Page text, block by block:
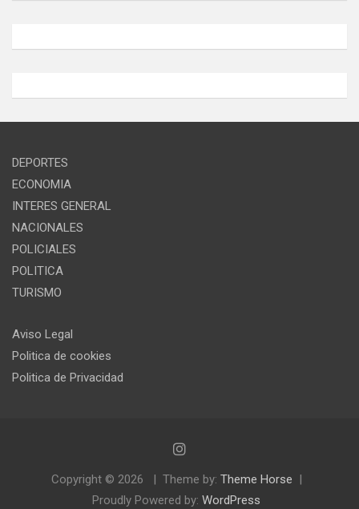
DEPORTES
ECONOMIA
INTERES GENERAL
NACIONALES
POLICIALES
POLITICA
TURISMO
Aviso Legal
Politica de cookies
Politica de Privacidad
Copyright © 2026 Theme by: Theme Horse
Proudly Powered by: WordPress